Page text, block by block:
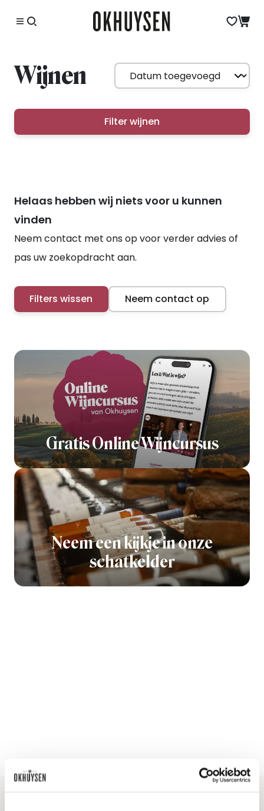
Wijnen
Filter wijnen
Helaas hebben wij niets voor u kunnen
vinden
Neem contact met ons op voor verder advies of
pas uw zoekopdracht aan.
Filters wissen Neem contact op
Gratis Online Wijncursus
Neem een kijkje in onze
schatkelder